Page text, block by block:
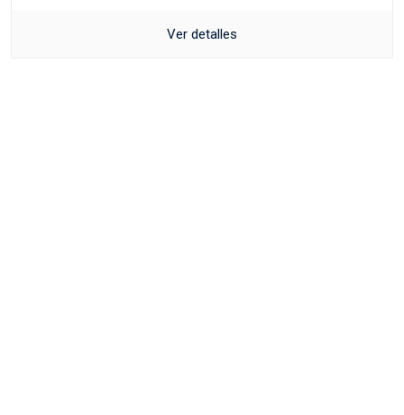
Ver detalles